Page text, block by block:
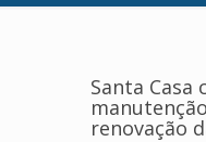
Santa Casa
renovação